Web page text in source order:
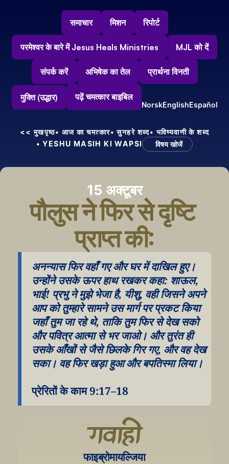
समाचार मिशन रिपोर्ट
परमेश्वर के बारे में Jesus Heals Ministries MJL को दें
संपर्क करें अभिषेक का तेल प्रार्थना विनती
मुक्ति (उद्धार) पढ़ें चमत्कार बाइबिल
NorskEnglishEspañol
<< मुखपृष्ठ• आज का चमत्कार• सुनहरे शब्द• भविष्यवाणी के शब्द
• YESHU MASIH KI WAPSI
विषय खोजें
15 अक्टूबर
पौलुस ने फिर से दृष्टि
प्राप्त की:
अनन्यास फिर वहाँ गए और घर में दाखिल हुए।
उन्होंने उसके ऊपर हाथ रखकर कहा: शाऊल,
भाई! प्रभु ने मुझे भेजा है, यीशु, वही जिसने अपने
आप को तुम्हारे सामने उस मार्ग पर प्रकट किया
जहाँ तुम जा रहे थे, ताकि तुम फिर से देख सको
और पवित्र आत्मा से भर जाओ। और तुरंत ही
उसके आँखों से जैसे छिलके गिर गए, और वह देख
सका। वह फिर खड़ा हुआ और बपतिस्मा लिया।
प्रेरितों के काम 9:17–18
गवाही
फाइब्रोमायल्जिया